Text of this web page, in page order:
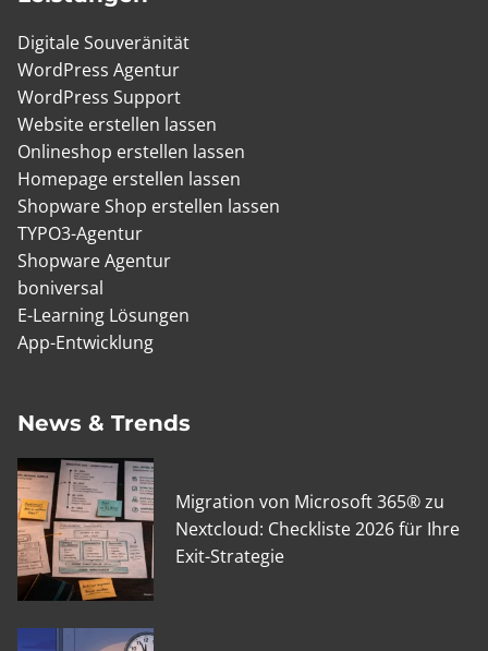
Digitale Souveränität
WordPress Agentur
WordPress Support
Website erstellen lassen
Onlineshop erstellen lassen
Homepage erstellen lassen
Shopware Shop erstellen lassen
TYPO3-Agentur
Shopware Agentur
boniversal
E-Learning Lösungen
App-Entwicklung
News & Trends
Migration von Microsoft 365® zu
Nextcloud: Checkliste 2026 für Ihre
Exit-Strategie